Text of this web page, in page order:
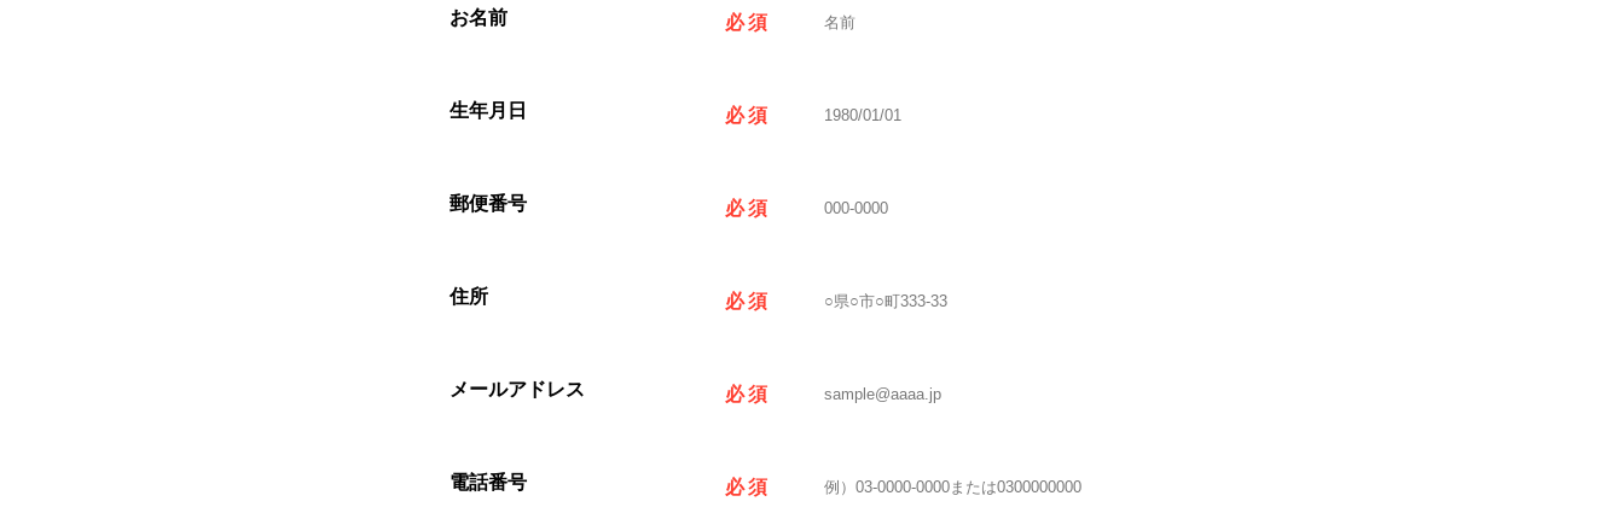
お名前 必須
生年月日 必須
郵便番号 必須
住所 必須
メールアドレス 必須
電話番号 必須